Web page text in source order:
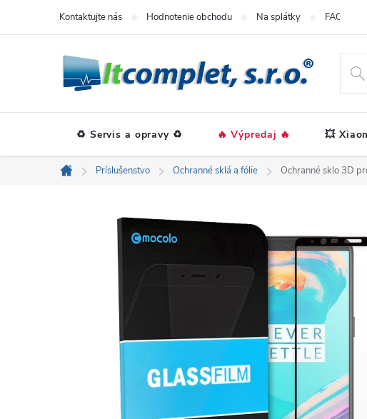
Kontaktujte nás Hodnotenie obchodu Na splátky FAQ
♻️ Servis a opravy ♻️ 🔥 Výpredaj 🔥 💥
Domov
Príslušenstvo Ochranné sklá a fólie Ochranné sklo 3D